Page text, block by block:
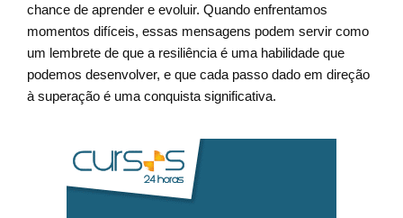
chance de aprender e evoluir. Quando enfrentamos
momentos difíceis, essas mensagens podem servir como
um lembrete de que a resiliência é uma habilidade que
podemos desenvolver, e que cada passo dado em direção
à superação é uma conquista significativa.